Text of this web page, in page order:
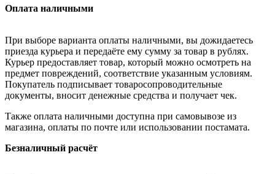
Оплата наличными
При выборе варианта оплаты наличными, вы дожидаетесь
приезда курьера и передаёте ему сумму за товар в рублях.
Курьер предоставляет товар, который можно осмотреть на
предмет повреждений, соответствие указанным условиям.
Покупатель подписывает товаросопроводительные
документы, вносит денежные средства и получает чек.
Также оплата наличными доступна при самовывозе из
магазина, оплаты по почте или использовании постамата.
Безналичный расчёт